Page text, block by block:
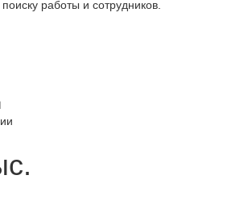
работы и сотрудников.